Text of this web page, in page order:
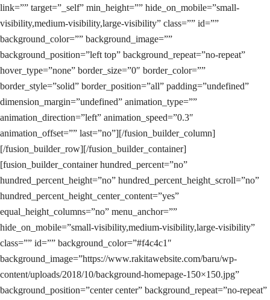
link=”” target=”_self” min_height=”” hide_on_mobile=”small-
visibility,medium-visibility,large-visibility” class=”” id=””
background_color=”” background_image=””
background_position=”left top” background_repeat=”no-repeat”
hover_type=”none” border_size=”0″ border_color=””
border_style=”solid” border_position=”all” padding=”undefined”
dimension_margin=”undefined” animation_type=””
animation_direction=”left” animation_speed=”0.3″
animation_offset=”” last=”no”][/fusion_builder_column]
[/fusion_builder_row][/fusion_builder_container]
[fusion_builder_container hundred_percent=”no”
hundred_percent_height=”no” hundred_percent_height_scroll=”no”
hundred_percent_height_center_content=”yes”
equal_height_columns=”no” menu_anchor=””
hide_on_mobile=”small-visibility,medium-visibility,large-visibility”
class=”” id=”” background_color=”#f4c4c1″
background_image=”https://www.rakitawebsite.com/baru/wp-
content/uploads/2018/10/background-homepage-150×150.jpg”
background_position=”center center” background_repeat=”no-repeat”